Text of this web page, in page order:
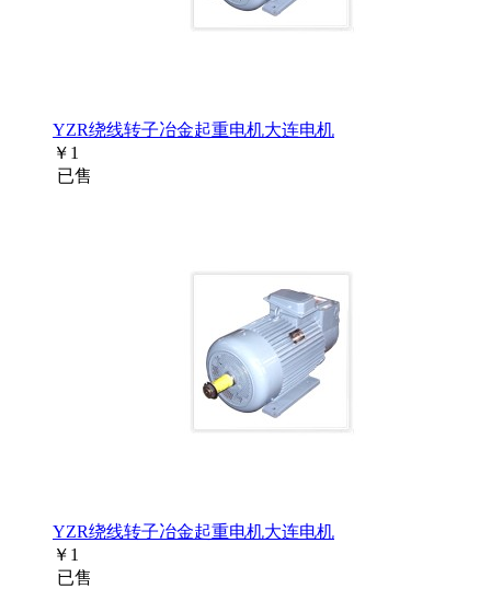
YZR绕线转子冶金起重电机大连电机
￥ 1
已售
YZR绕线转子冶金起重电机大连电机
￥ 1
已售